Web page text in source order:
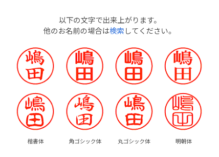
以下の文字で出来上がります。
他のお名前の場合は検索してください。
楷書体 角ゴシック体 丸ゴシック体 明朝体